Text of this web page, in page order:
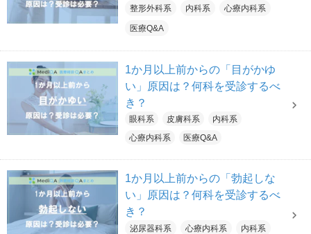
整形外科系 内科系 心療内科系
医療Q&A
1か月以上前からの「目がかゆ
い」原因は？何科を受診するべ
き？
眼科系 皮膚科系
内科系
心療内科系
医療Q&A
1か月以上前からの「勃起しな
い」原因は？何科を受診するべ
き？
泌尿器科系 心療内科系 内科系